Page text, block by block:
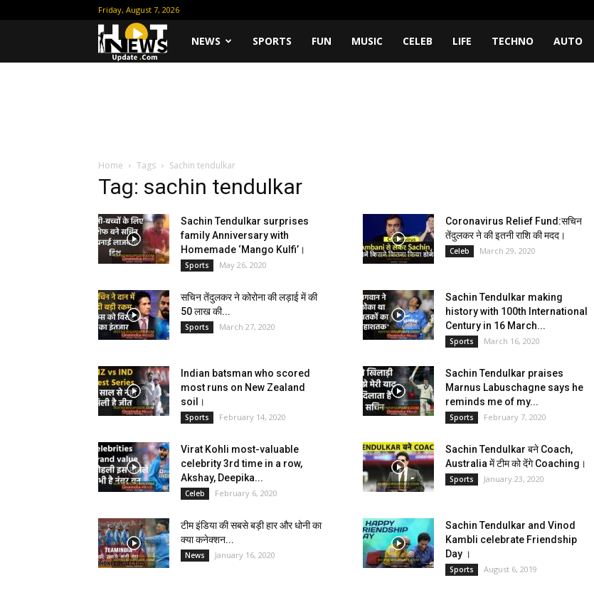
Friday, August 7, 2026
HotNEWS SPORTS FUN MUSIC CELEB LIFE TECHNO AUTO
Home Tags Sachin tendulkar
Tag: sachin tendulkar
Sachin Tendulkar surprises
family Anniversary with
Homemade ‘Mango Kulfi’।
Sports May 26, 2020
Coronavirus Relief Fund:सचिन
तेंदुलकर ने की इतनी राशि की मदद।
Celeb March 29, 2020
सचिन तेंदुलकर ने कोरोना की लड़ाई में की
50 लाख की...
Sports March 27, 2020
Sachin Tendulkar making
history with 100th International
Century in 16 March...
Sports March 16, 2020
Indian batsman who scored
most runs on New Zealand
soil।
Sports February 14, 2020
Sachin Tendulkar praises
Marnus Labuschagne says he
reminds me of my...
Sports February 7, 2020
Virat Kohli most-valuable
celebrity 3rd time in a row,
Akshay, Deepika...
Celeb February 6, 2020
Sachin Tendulkar बने Coach,
Australia में टीम को देंगे Coaching।
Sports January 23, 2020
टीम इंडिया की सबसे बड़ी हार और धोनी का
क्या कनेक्शन...
News January 16, 2020
Sachin Tendulkar and Vinod
Kambli celebrate Friendship
Day ।
Sports August 6, 2019